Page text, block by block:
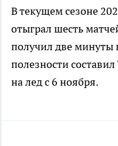
В текущем сезоне
отыграл шесть
получил две минуты
полезности
на лед с 6 ноября.